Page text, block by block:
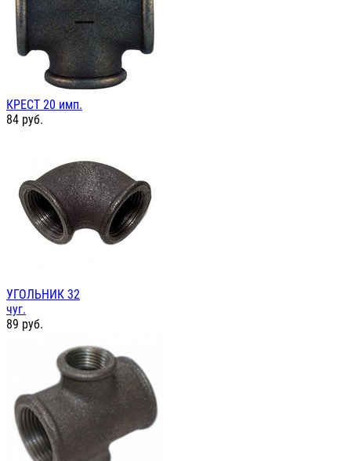
КРЕСТ 20 имп.
84 руб.
УГОЛЬНИК 32
чуг.
89 руб.